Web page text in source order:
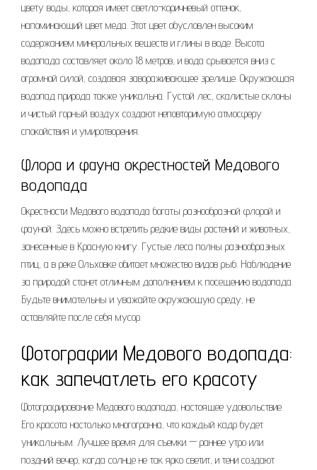
цвету воды, которая имеет светло-коричневый оттенок,
напоминающий цвет меда. Этот цвет обусловлен высоким
содержанием минеральных веществ и глины в воде. Высота
водопада составляет около 18 метров, и вода срывается вниз с
огромной силой, создавая завораживающее зрелище. Окружающая
водопад природа также уникальна. Густой лес, скалистые склоны
и чистый горный воздух создают неповторимую атмосферу
спокойствия и умиротворения.
Флора и фауна окрестностей Медового
водопада
Окрестности Медового водопада богаты разнообразной флорой и
фауной. Здесь можно встретить редкие виды растений и животных,
занесенные в Красную книгу. Густые леса полны разнообразных
птиц, а в реке Ольховке обитает множество видов рыб. Наблюдение
за природой станет отличным дополнением к посещению водопада.
Будьте внимательны и уважайте окружающую среду, не
оставляйте после себя мусор.
Фотографии Медового водопада:
как запечатлеть его красоту
Фотографирование Медового водопада, настоящее удовольствие.
Его красота настолько многогранна, что каждый кадр будет
уникальным. Лучшее время для съемки — раннее утро или
поздний вечер, когда солнце не так ярко светит, и тени создают